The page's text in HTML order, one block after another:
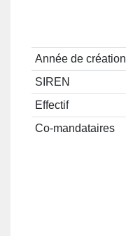
Année de création
SIREN
Effectif
Co-mandataires